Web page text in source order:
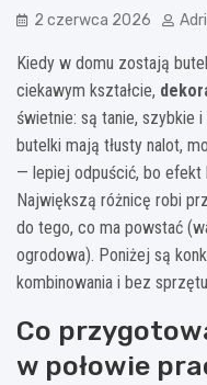
2 czerwca 2026
Kiedy w domu zostają
ciekawym kształcie,
świetnie: są tanie, szybkie
butelki mają tłusty nalot,
— lepiej odpuścić, bo efekt
Największą różnicę robi
do tego, co ma powstać
ogrodowa). Poniżej są
kombinowania i bez
Co
w połowie